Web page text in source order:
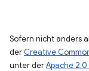
Sofern nicht anders
der Creative
unter derApache 2.0